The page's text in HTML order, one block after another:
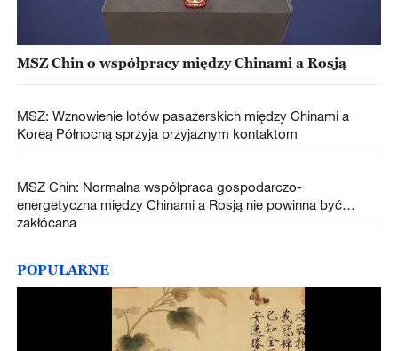
MSZ Chin o współpracy między Chinami a Rosją
MSZ: Wznowienie lotów pasażerskich między Chinami a
Koreą Północną sprzyja przyjaznym kontaktom
MSZ Chin: Normalna współpraca gospodarczo-
energetyczna między Chinami a Rosją nie powinna być
zakłócana
POPULARNE